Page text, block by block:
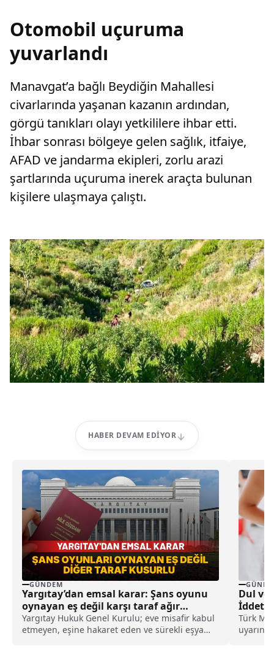
Otomobil uçuruma
yuvarlandı
Manavgat’a bağlı Beydiğin Mahallesi
civarlarında yaşanan kazanın ardından,
görgü tanıkları olayı yetkililere ihbar etti.
İhbar sonrası bölgeye gelen sağlık, itfaiye,
AFAD ve jandarma ekipleri, zorlu arazi
şartlarında uçuruma inerek araçta bulunan
kişilere ulaşmaya çalıştı.
HABER DEVAM EDIYOR
GÜNDEM
Yargıtay’dan emsal karar: Şans oyunu
oynayan eş değil karşı taraf ağır
kusurlu sayıldı
Yargıtay Hukuk Genel Kurulu; eve misafir kabul
etmeyen, eşine hakaret eden ve sürekli eşya
Dul ve
İddet
Türk